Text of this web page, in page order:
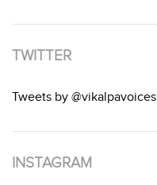
TWITTER
Tweets by @vikalpavoices
INSTAGRAM